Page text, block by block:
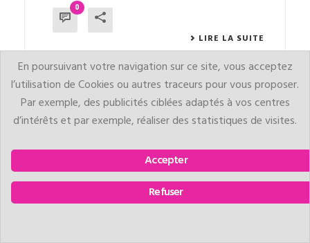
0
LIRE LA SUITE
© 2025 MeltinggirlsMentions Légales● WebDesign landuyt.design
En poursuivant votre navigation sur ce site, vous acceptez
l’utilisation de Cookies ou autres traceurs pour vous proposer.
Par exemple, des publicités ciblées adaptés à vos centres
d’intérêts et par exemple, réaliser des statistiques de visites.
Accepter
Refuser